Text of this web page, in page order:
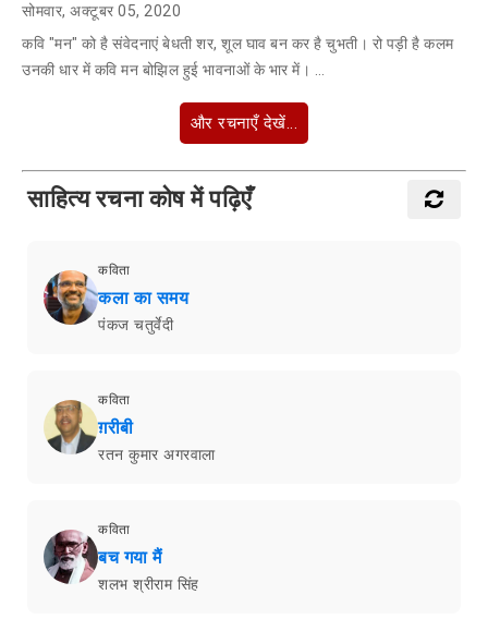
सोमवार, अक्टूबर 05, 2020
कवि "मन" को है संवेदनाएं बेधती शर, शूल घाव बन कर है चुभती। रो पड़ी है कलम
उनकी धार में कवि मन बोझिल हुई भावनाओं के भार में। …
और रचनाएँ देखें...
साहित्य रचना कोष में पढ़िएँ
कविता
कला का समय
पंकज चतुर्वेदी
कविता
ग़रीबी
रतन कुमार अगरवाला
कविता
बच गया मैं
शलभ श्रीराम सिंह